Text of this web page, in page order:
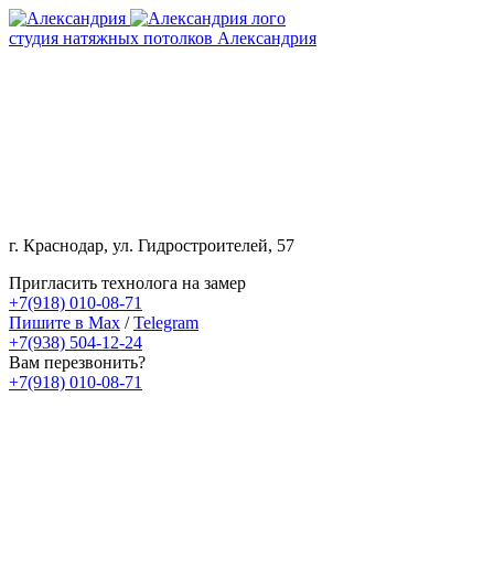
студия натяжных потолков Александрия
г. Краснодар, ул. Гидростроителей, 57
Пригласить технолога на замер
+7(918) 010-08-71
Пишите в Max /Telegram
+7(938) 504-12-24
Вам перезвонить?
+7(918) 010-08-71